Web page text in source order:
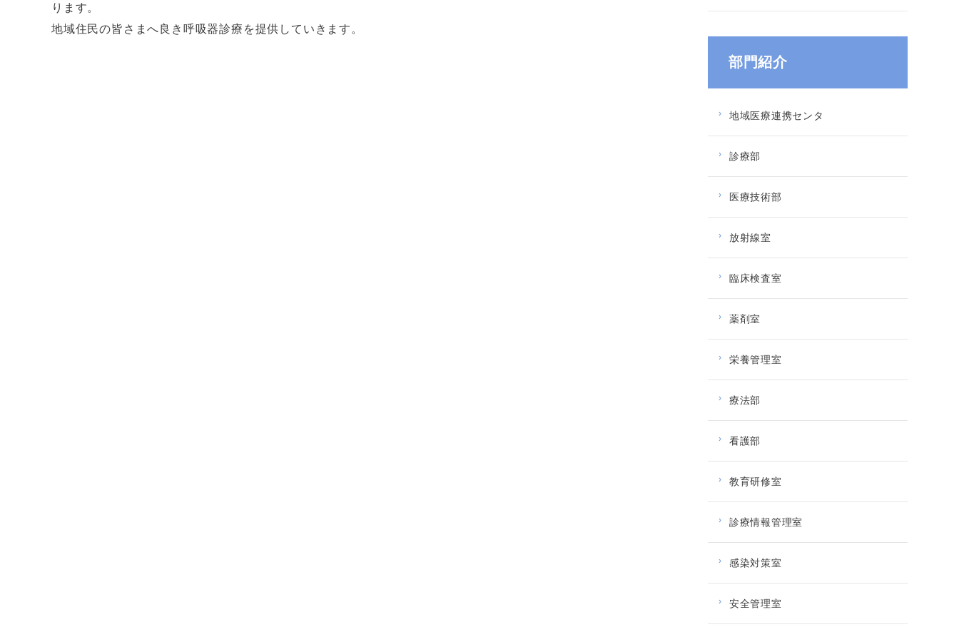
ります。
地域住民の皆さまへ良き呼吸器診療を提供していきます。
部門紹介
地域医療連携センタ
診療部
医療技術部
放射線室
臨床検査室
薬剤室
栄養管理室
療法部
看護部
教育研修室
診療情報管理室
感染対策室
安全管理室